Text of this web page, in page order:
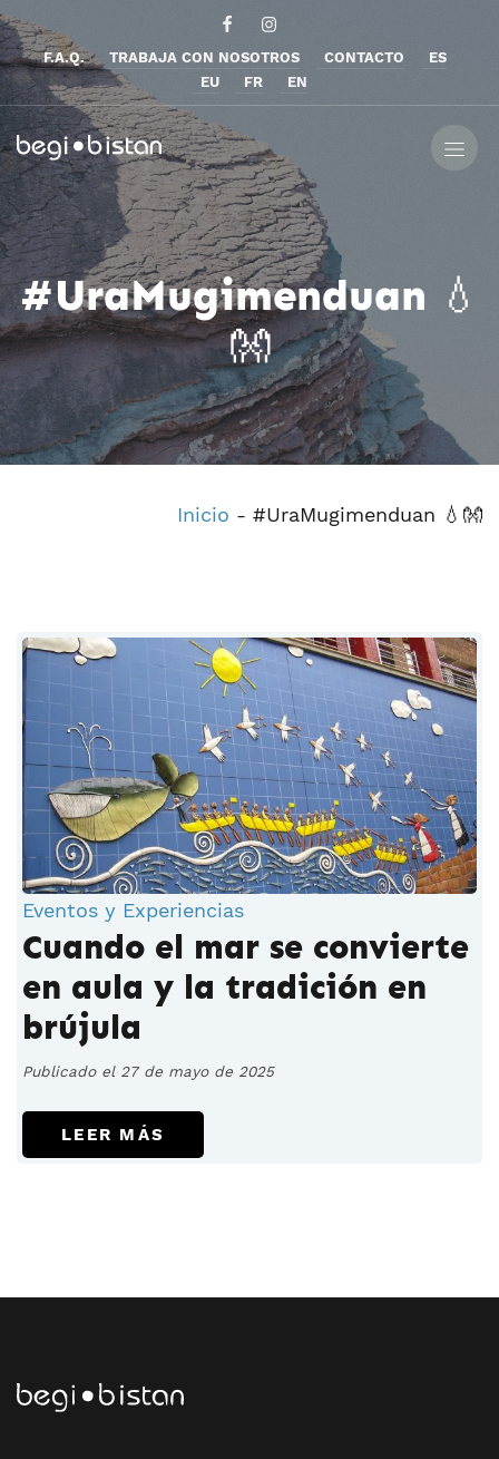
F.A.Q. TRABAJA CON NOSOTROS CONTACTO
ES
EU
FR EN
#UraMugimenduan 💧
👐
Inicio - #UraMugimenduan 💧👐
Eventos y Experiencias
Cuando el mar se convierte
en aula y la tradición en
brújula
Publicado el 27 de mayo de 2025
LEER MÁS